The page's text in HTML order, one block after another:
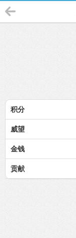
积分
威望
金钱
贡献